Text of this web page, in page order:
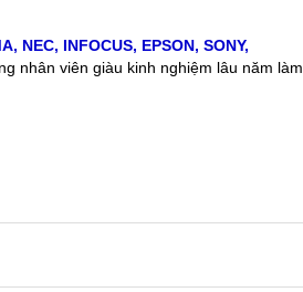
, NEC, INFOCUS, EPSON, SONY,
nhân viên giàu kinh nghiệm lâu năm làm